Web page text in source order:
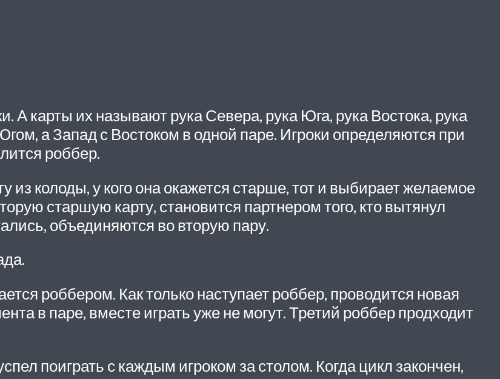
А карты их называют рука Севера, рука Юга, рука Востока, рука
а Запад с Востоком в одной паре. Игроки определяются при
роббер.
из колоды, у кого она окажется старше, тот и выбирает желаемое
старшую карту, становится партнером того, кто вытянул
объединяются во вторую пару.
роббером. Как только наступает роббер, проводится новая
в паре, вместе играть уже не могут. Третий роббер продходит
поиграть с каждым игроком за столом. Когда цикл закончен,